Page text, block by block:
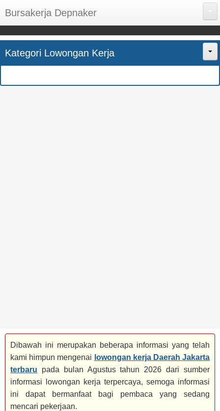
Bursakerja Depnaker
About Me
Disclaimer
Kategori Lowongan Kerja
Dibawah ini merupakan beberapa informasi yang telah
kami himpun mengenai lowongan kerja Daerah Jakarta
terbaru pada bulan Agustus tahun 2026 dari sumber
informasi lowongan kerja terpercaya, semoga informasi
ini dapat bermanfaat bagi pembaca yang sedang
mencari pekerjaan.